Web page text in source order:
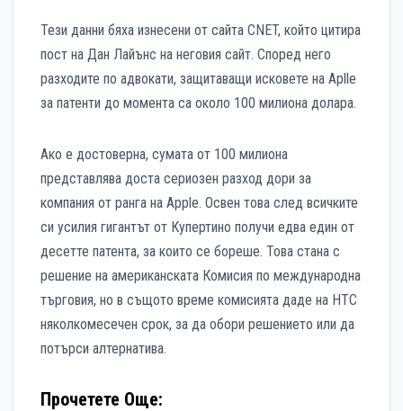
Тези данни бяха изнесени от сайта CNET, който цитира
пост на Дан Лайънс на неговия сайт. Според него
разходите по адвокати, защитаващи исковете на Aplle
за патенти до момента са около 100 милиона долара.
Ако е достоверна, сумата от 100 милиона
представлява доста сериозен разход дори за
компания от ранга на Apple. Освен това след всичките
си усилия гигантът от Купертино получи едва един от
десетте патента, за които се бореше. Това стана с
решение на американската Комисия по международна
търговия, но в същото време комисията даде на HTC
няколкомесечен срок, за да обори решението или да
потърси алтернатива.
Прочетете Още: